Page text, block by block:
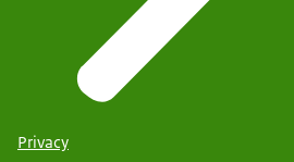
Privacy